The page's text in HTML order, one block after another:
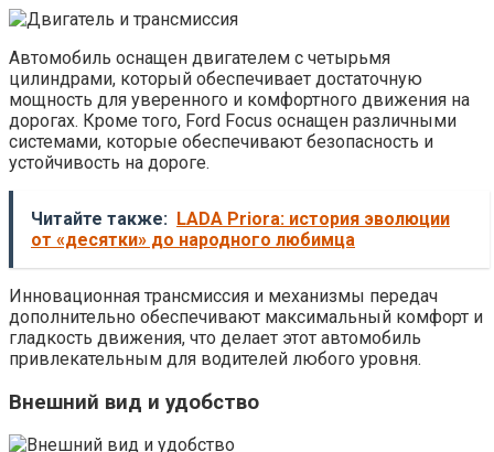
Автомобиль оснащен двигателем с четырьмя
цилиндрами, который обеспечивает достаточную
мощность для уверенного и комфортного движения на
дорогах. Кроме того, Ford Focus оснащен различными
системами, которые обеспечивают безопасность и
устойчивость на дороге.
Читайте также: LADA Priora: история эволюции
от «десятки» до народного любимца
Инновационная трансмиссия и механизмы передач
дополнительно обеспечивают максимальный комфорт и
гладкость движения, что делает этот автомобиль
привлекательным для водителей любого уровня.
Внешний вид и удобство